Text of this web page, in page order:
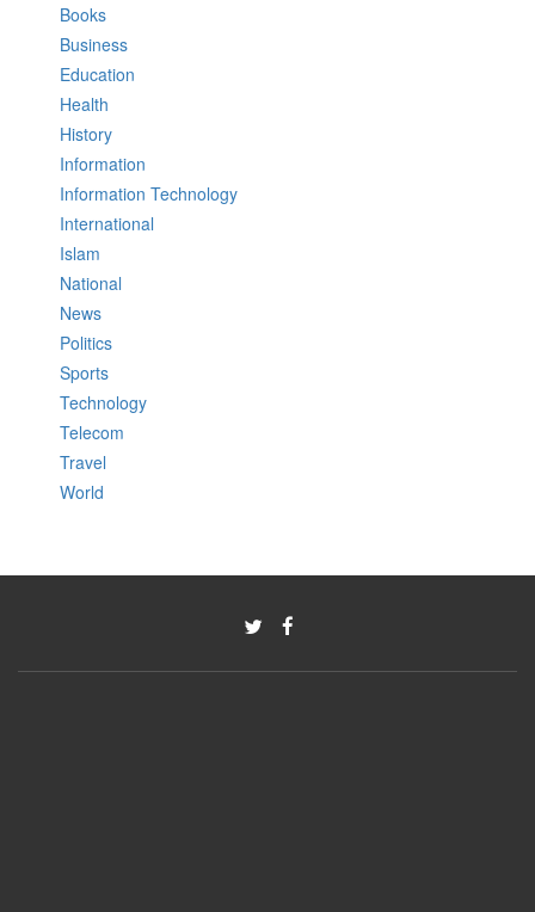
Books
Business
Education
Health
History
Information
Information Technology
International
Islam
National
News
Politics
Sports
Technology
Telecom
Travel
World